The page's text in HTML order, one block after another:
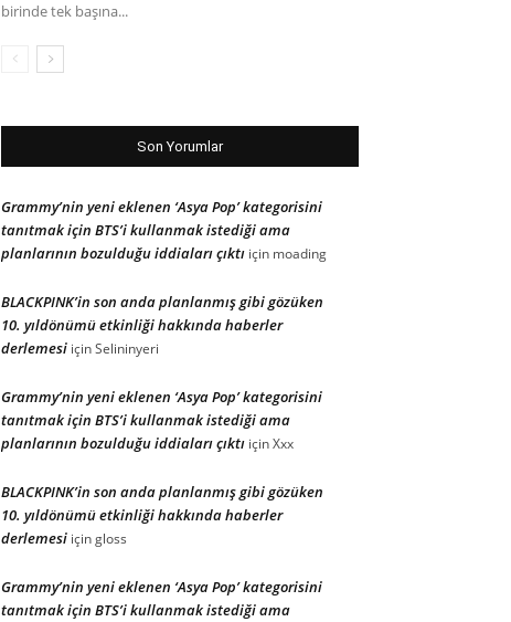
birinde tek başına...
Son Yorumlar
Grammy’nin yeni eklenen ‘Asya Pop’ kategorisini
tanıtmak için BTS’i kullanmak istediği ama
planlarının bozulduğu iddiaları çıktı için moading
BLACKPINK’in son anda planlanmış gibi gözüken
10. yıldönümü etkinliği hakkında haberler
derlemesi içinSelininyeri
Grammy’nin yeni eklenen ‘Asya Pop’ kategorisini
tanıtmak için BTS’i kullanmak istediği ama
planlarının bozulduğu iddiaları çıktı içinXxx
BLACKPINK’in son anda planlanmış gibi gözüken
10. yıldönümü etkinliği hakkında haberler
derlemesi içingloss
Grammy’nin yeni eklenen ‘Asya Pop’ kategorisini
tanıtmak için BTS’i kullanmak istediği ama